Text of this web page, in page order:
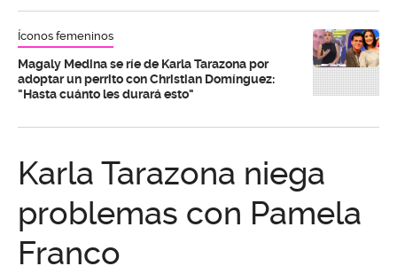
Íconos femeninos
Magaly Medina se ríe de Karla Tarazona por
adoptar un perrito con Christian Domínguez:
"Hasta cuánto les durará esto"
Karla Tarazona niega
problemas con Pamela
Franco